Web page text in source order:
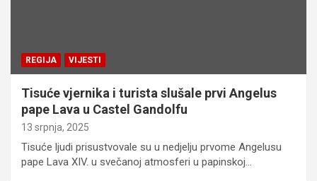
REGIJA VIJESTI
Tisuće vjernika i turista slušale prvi Angelus
pape Lava u Castel Gandolfu
13 srpnja, 2025
Tisuće ljudi prisustvovale su u nedjelju prvome Angelusu
pape Lava XIV. u svečanoj atmosferi u papinskoj…